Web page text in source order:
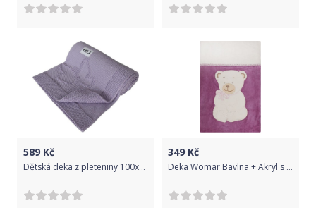
589 Kč
Dětská deka z pleteniny 100x80 cm Eko Butterfly Violet 2021
349 Kč
Deka Womar Bavlna + Akryl s velkou výšivkou 100x150 cm Fialová